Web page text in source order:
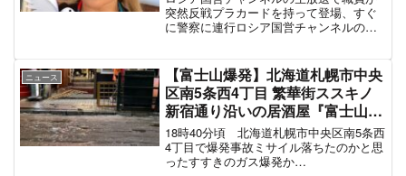
に及ぶ尋問と罰金3万ルーブルで
釈放、罪に問われた呼びかけの内
突然反戦プラカードを持って登場、すぐ
に警察に連行ロシア国営チャンネルの生
争を止めろ！戦争反対！プラカード：プ
ロパガンダを信じるな！貴...
ニュース
【富士山爆発】北海道札幌市中央
区南5条西4丁目 繁華街ススキノ
新宿通り沿いの居酒屋『富士山』
で爆発事故「飲食店の扉やガラス
片が散乱、スーパーレスキュー出
動してる」すすきの爆発 #札幌 1
18時40分頃 北海道札幌市中央区南5条西
4丁目で爆発事故ミサイル落ちたのかと思
ったすすきのガス爆発か